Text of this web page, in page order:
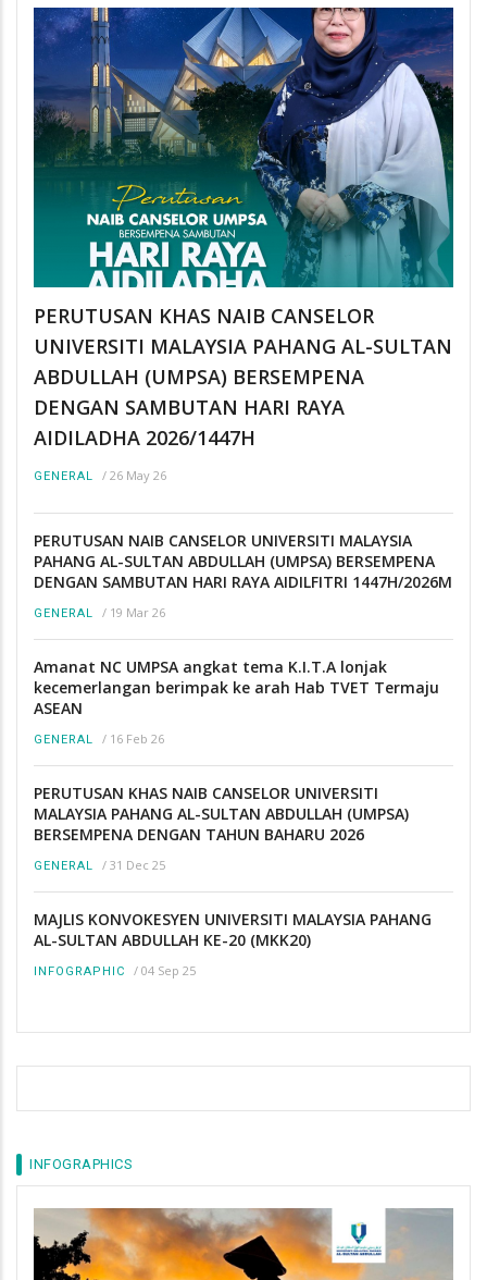
PERUTUSAN KHAS NAIB CANSELOR
UNIVERSITI MALAYSIA PAHANG AL-SULTAN
ABDULLAH (UMPSA) BERSEMPENA
DENGAN SAMBUTAN HARI RAYA
AIDILADHA 2026/1447H
GENERAL / 26 May 26
PERUTUSAN NAIB CANSELOR UNIVERSITI MALAYSIA
PAHANG AL-SULTAN ABDULLAH (UMPSA) BERSEMPENA
DENGAN SAMBUTAN HARI RAYA AIDILFITRI 1447H/2026M
GENERAL / 19 Mar 26
Amanat NC UMPSA angkat tema K.I.T.A lonjak
kecemerlangan berimpak ke arah Hab TVET Termaju
ASEAN
GENERAL / 16 Feb 26
PERUTUSAN KHAS NAIB CANSELOR UNIVERSITI
MALAYSIA PAHANG AL-SULTAN ABDULLAH (UMPSA)
BERSEMPENA DENGAN TAHUN BAHARU 2026
GENERAL / 31 Dec 25
MAJLIS KONVOKESYEN UNIVERSITI MALAYSIA PAHANG
AL-SULTAN ABDULLAH KE-20 (MKK20)
INFOGRAPHIC / 04 Sep 25
INFOGRAPHICS